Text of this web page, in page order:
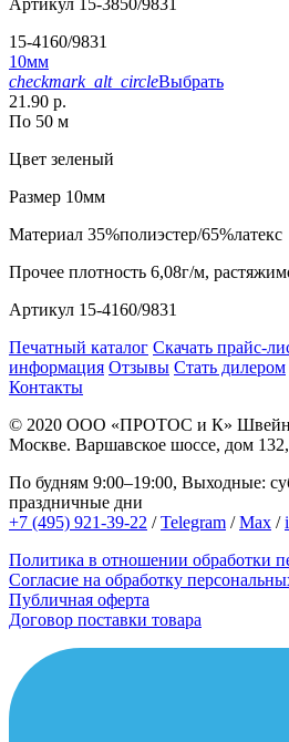
Артикул 15-3850/9831
15-4160/9831
10мм
checkmark_alt_circleВыбрать
21.90 р.
По 50 м
Цвет зеленый
Размер 10мм
Материал 35%полиэстер/65%латекс
Прочее плотность 6,08г/м,
Артикул 15-4160/9831
Печатный каталог Скачать прайс-
информация Отзывы Стать дилером
Контакты
© 2020 ООО «ПРОТОС и К»
Москве. Варшавское шоссе, дом
По будням 9:00–19:00, Выходные:
праздничные дни
+7 (495) 921-39-22 /Telegram /Max /
Политика в отношении обработки
Согласие на обработку
Публичная оферта
Договор поставки товара